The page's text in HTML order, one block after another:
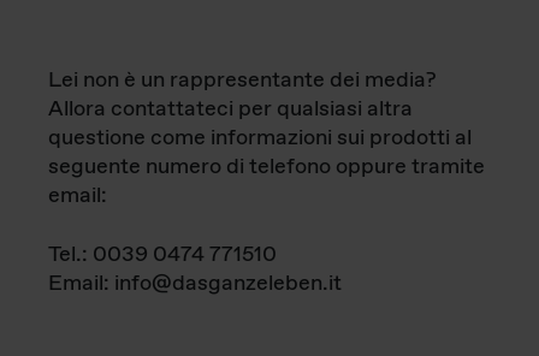
Lei non è un rappresentante dei media?
Allora contattateci per qualsiasi altra
questione come informazioni sui prodotti al
seguente numero di telefono oppure tramite
email:
Tel.: 0039 0474 771510
Email: info@dasganzeleben.it